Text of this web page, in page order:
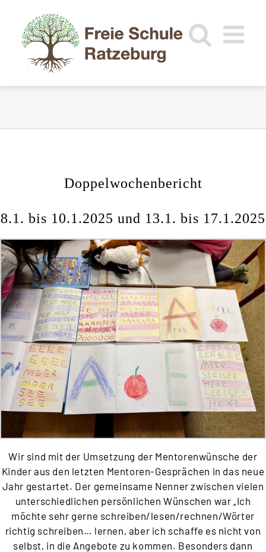
springen
Doppelwochenbericht
8.1. bis 10.1.2025 und 13.1. bis 17.1.2025
Wir sind mit der Umsetzung der Mentorenwünsche der
Kinder aus den letzten Mentoren-Gesprächen in das neue
Jahr gestartet. Der gemeinsame Nenner zwischen vielen
unterschiedlichen persönlichen Wünschen war „Ich
möchte sehr gerne schreiben/lesen/rechnen/Wörter
richtig schreiben… lernen, aber ich schaffe es nicht von
selbst, in die Angebote zu kommen. Besonders dann